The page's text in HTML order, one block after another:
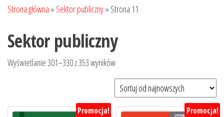
Strona główna » Sektor publiczny» Strona 11
Sektor publiczny
Wyświetlanie 301–330 z 353 wynikówPosortowane
według
najnowszych
Promocja! Promocja!